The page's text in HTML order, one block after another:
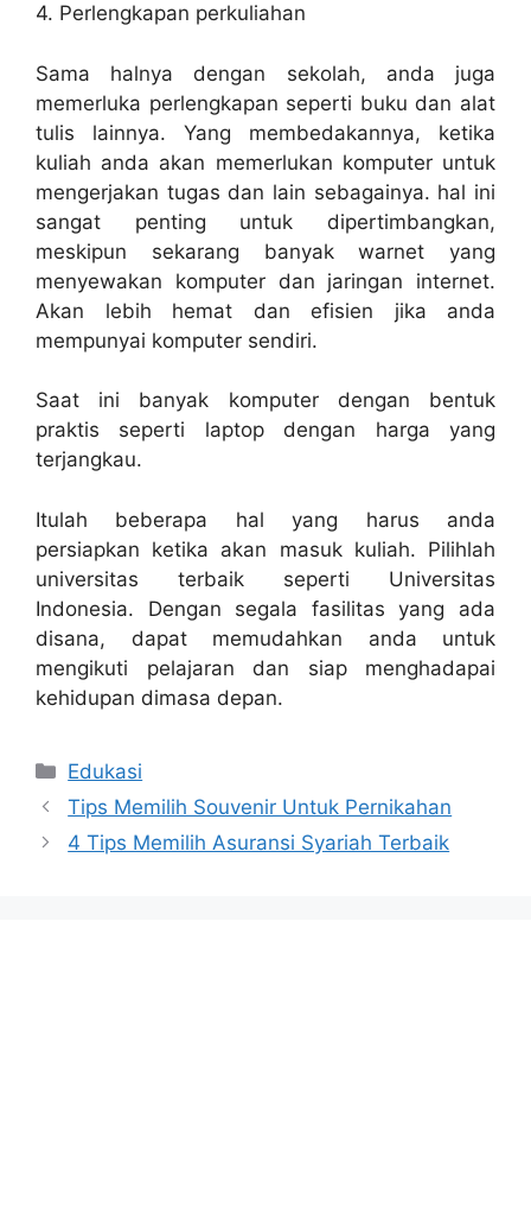
4. Perlengkapan perkuliahan
Sama halnya dengan sekolah, anda juga
memerluka perlengkapan seperti buku dan alat
tulis lainnya. Yang membedakannya, ketika
kuliah anda akan memerlukan komputer untuk
mengerjakan tugas dan lain sebagainya. hal ini
sangat penting untuk dipertimbangkan,
meskipun sekarang banyak warnet yang
menyewakan komputer dan jaringan internet.
Akan lebih hemat dan efisien jika anda
mempunyai komputer sendiri.
Saat ini banyak komputer dengan bentuk
praktis seperti laptop dengan harga yang
terjangkau.
Itulah beberapa hal yang harus anda
persiapkan ketika akan masuk kuliah. Pilihlah
universitas terbaik seperti Universitas
Indonesia. Dengan segala fasilitas yang ada
disana, dapat memudahkan anda untuk
mengikuti pelajaran dan siap menghadapai
kehidupan dimasa depan.
Categories
Edukasi
Tips Memilih Souvenir Untuk Pernikahan
4 Tips Memilih Asuransi Syariah Terbaik